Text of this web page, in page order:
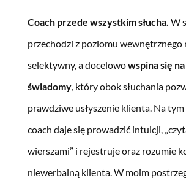
Coach przede wszystkim słucha. W
przechodzi z poziomu wewnętrznego
selektywny, a docelowowspina się
świadomy, który obok słuchania
prawdziwe usłyszenie klienta. Na
coach daje się prowadzić intuicji,
wierszami” i rejestruje oraz rozumie
niewerbalną klienta. W moim